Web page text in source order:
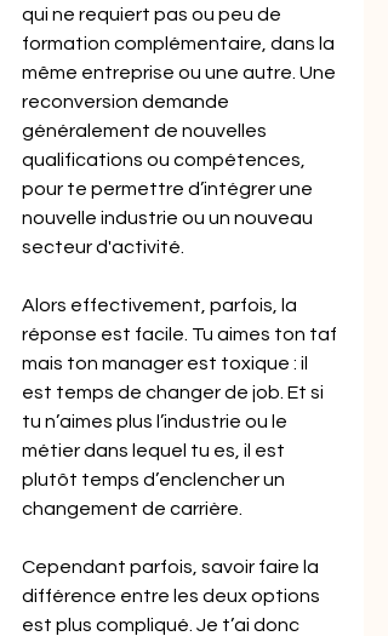
qui ne requiert pas ou peu de
formation complémentaire, dans la
même entreprise ou une autre. Une
reconversion demande
généralement de nouvelles
qualifications ou compétences,
pour te permettre d’intégrer une
nouvelle industrie ou un nouveau
secteur d'activité.
Alors effectivement, parfois, la
réponse est facile. Tu aimes ton taf
mais ton manager est toxique : il
est temps de changer de job. Et si
tu n’aimes plus l’industrie ou le
métier dans lequel tu es, il est
plutôt temps d’enclencher un
changement de carrière.
Cependant parfois, savoir faire la
différence entre les deux options
est plus compliqué. Je t’ai donc